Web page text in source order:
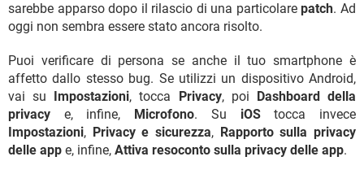
sarebbe apparso dopo il rilascio di una particolarepatch. Ad
oggi non sembra essere stato ancora risolto.
Puoi verificare di persona se anche il tuo smartphone è
affetto dallo stesso bug. Se utilizzi un dispositivo Android,
vai su Impostazioni, tocca Privacy, poi Dashboard della
privacy e, infine, Microfono. Su iOStocca invece
Impostazioni, Privacy e sicurezza, Rapporto sulla privacy
delle app e, infine, Attiva resoconto sulla privacy delle app.